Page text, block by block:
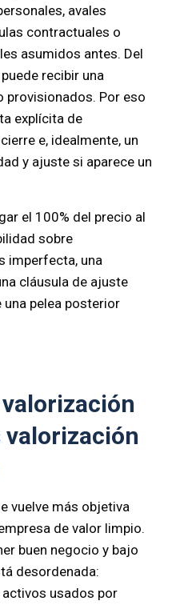
avales
contractuales o
asumidos antes. Del
recibir una
provisionados. Por eso
explícita de
e, idealmente, un
y ajuste si aparece un
el 100% del precio al
sobre
imperfecta, una
cláusula de ajuste
una pelea posterior
vuelve más objetiva
de valor limpio.
buen negocio y bajo
desordenada:
usados por